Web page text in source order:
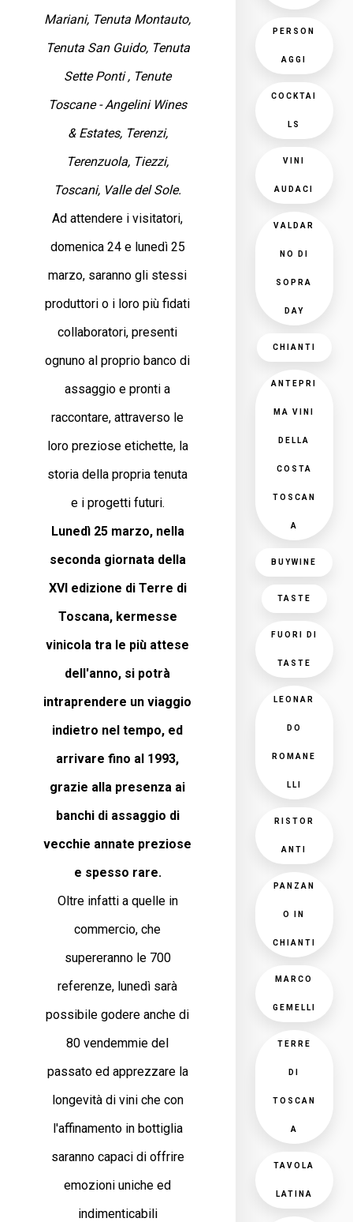
Mariani, Tenuta Montauto,
Tenuta San Guido, Tenuta
Sette Ponti , Tenute
Toscane - Angelini Wines
& Estates, Terenzi,
Terenzuola, Tiezzi,
Toscani, Valle del Sole.
Ad attendere i visitatori,
domenica 24 e lunedì 25
marzo, saranno gli stessi
produttori o i loro più fidati
collaboratori, presenti
ognuno al proprio banco di
assaggio e pronti a
raccontare, attraverso le
loro preziose etichette, la
storia della propria tenuta
e i progetti futuri.
Lunedì 25 marzo, nella
seconda giornata della
XVI edizione di Terre di
Toscana, kermesse
vinicola tra le più attese
dell'anno, si potrà
intraprendere un viaggio
indietro nel tempo, ed
arrivare fino al 1993,
grazie alla presenza ai
banchi di assaggio di
vecchie annate preziose
e spesso rare.
Oltre infatti a quelle in
commercio, che
supereranno le 700
referenze, lunedì sarà
possibile godere anche di
80 vendemmie del
passato ed apprezzare la
longevità di vini che con
l'affinamento in bottiglia
saranno capaci di offrire
emozioni uniche ed
indimenticabili
PERSON
AGGI
COCKTAI
LS
VINI
AUDACI
VALDAR
NO DI
SOPRA
DAY
CHIANTI
ANTEPRI
MA VINI
DELLA
COSTA
TOSCAN
A
BUYWINE
TASTE
FUORI DI
TASTE
LEONAR
DO
ROMANE
LLI
RISTOR
ANTI
PANZAN
O IN
CHIANTI
MARCO
GEMELLI
TERRE
DI
TOSCAN
A
TAVOLA
LATINA